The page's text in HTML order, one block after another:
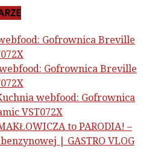
Gofrownica Breville
Gofrownica Breville
webfood: Gofrownica
VST072X
to PARODIA! –
| GASTRO VLOG